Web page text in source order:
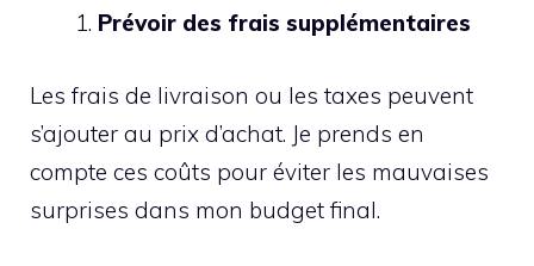
Prévoir des frais supplémentaires
Les frais de livraison ou les taxes peuvent
s’ajouter au prix d’achat. Je prends en
compte ces coûts pour éviter les mauvaises
surprises dans mon budget final.